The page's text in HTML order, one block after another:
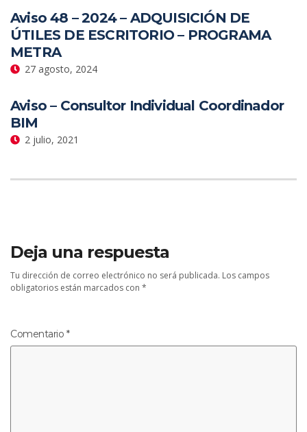
Aviso 48 – 2024 – ADQUISICIÓN DE
ÚTILES DE ESCRITORIO – PROGRAMA
METRA
27 agosto, 2024
Aviso – Consultor Individual Coordinador
BIM
2 julio, 2021
Deja una respuesta
Tu dirección de correo electrónico no será publicada. Los campos
obligatorios están marcados con *
Comentario *